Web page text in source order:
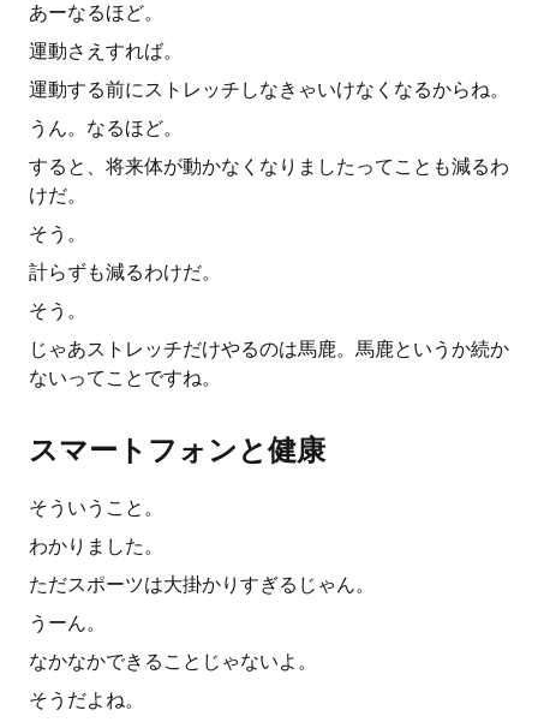
あーなるほど。
運動さえすれば。
運動する前にストレッチしなきゃいけなくなるからね。
うん。なるほど。
すると、将来体が動かなくなりましたってことも減るわ
けだ。
そう。
計らずも減るわけだ。
そう。
じゃあストレッチだけやるのは馬鹿。馬鹿というか続か
ないってことですね。
スマートフォンと健康
そういうこと。
わかりました。
ただスポーツは大掛かりすぎるじゃん。
うーん。
なかなかできることじゃないよ。
そうだよね。